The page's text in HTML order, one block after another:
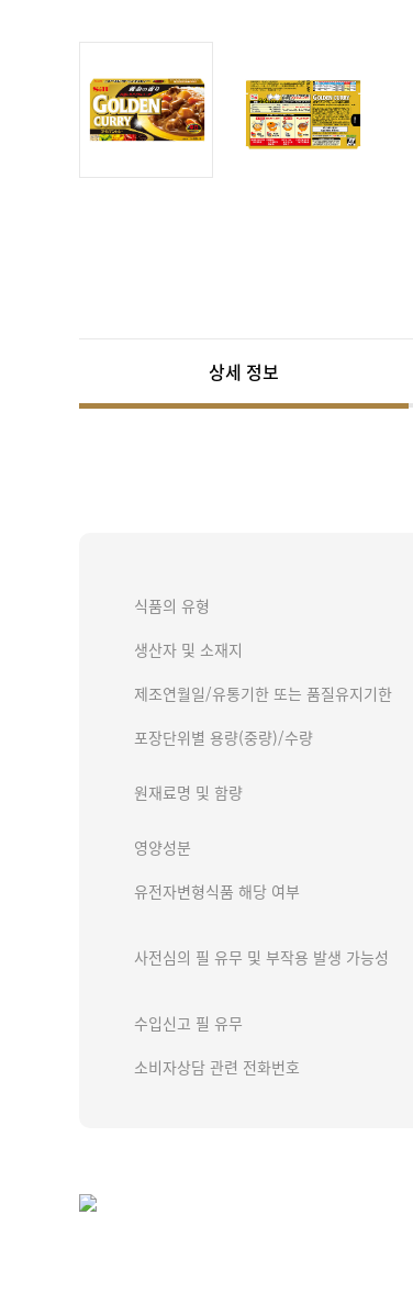
상세 정보
식품의 유형
생산자 및 소재지
제조연월일/유통기한 또는 품질유지기한
포장단위별 용량(중량)/수량
원재료명 및 함량
영양성분
유전자변형식품 해당 여부
사전심의 필 유무 및 부작용 발생 가능성
수입신고 필 유무
소비자상담 관련 전화번호